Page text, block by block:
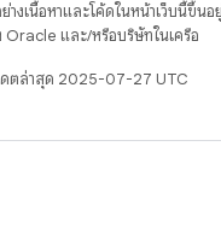
างเนื้อหาและโค้ดในหน้าเว็บนี้ขึ้น
Oracle และ/หรือบริษัทในเครือ
ดตล่าสุด 2025-07-27 UTC